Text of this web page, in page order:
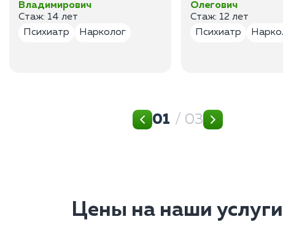
Владимирович
Стаж: 14 лет
Психиатр
Нарколог
Олегович
Стаж: 12 лет
Психиатр
01 / 03
Цены на наши услуги